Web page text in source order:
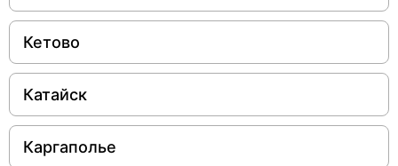
Кетово
Катайск
Каргаполье